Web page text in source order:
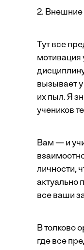
2. Внешние
Тут все
мотивация
вызывает
их пыл. Я
учеников
Вам — и
личности,
актуально
все ваши
В толково
где все